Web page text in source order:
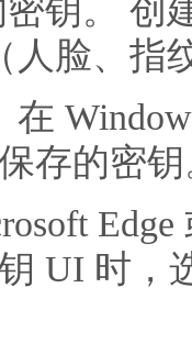
密钥。 创
人脸、指
存的密
Edge
UI 时，